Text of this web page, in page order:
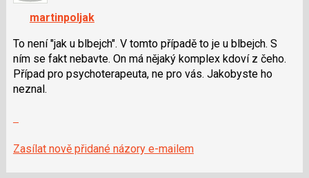
navigaci
lze
použít
i
klávesy
N
P
martinpoljak
To není "jak u blbejch". V tomto případě to je u blbejch. S
ním se fakt nebavte. On má nějaký komplex kdoví z čeho.
Případ pro psychoterapeuta, ne pro vás. Jakobyste ho
neznal.
vlákno
Zasílat nově přidané názory e-mailem